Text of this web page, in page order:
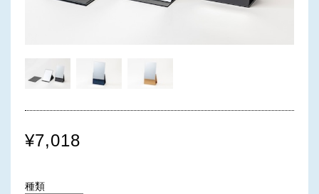
¥7,018
種類